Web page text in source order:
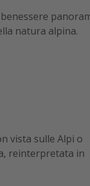
natura alpina.
vista sulle Alpi o
reinterpretata in